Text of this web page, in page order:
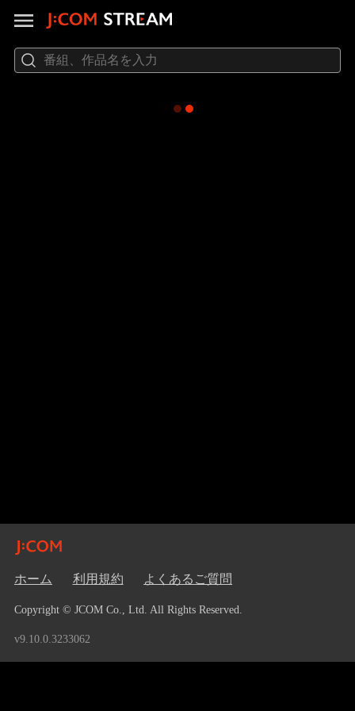
ホーム 利用規約 よくあるご質問
Copyright © JCOM Co., Ltd. All Rights Reserved.
v9.10.0.3233062